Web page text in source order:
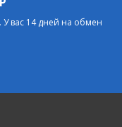
У вас 14 дней на обмен